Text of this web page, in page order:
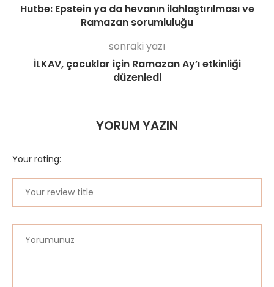
Hutbe: Epstein ya da hevanın ilahlaştırılması ve
Ramazan sorumluluğu
sonraki yazı
İLKAV, çocuklar için Ramazan Ay’ı etkinliği
düzenledi
YORUM YAZIN
Your rating: